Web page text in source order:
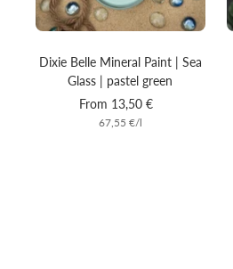
Dixie Belle Mineral Paint | Sea
Glass | pastel green
Sale
price
From 13,50 €
67,55 €/l